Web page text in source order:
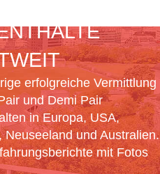
erfolgreiche Vermittlung
und Demi Pair
in Europa, USA,
Neuseeland und Australien.
mit Fotos